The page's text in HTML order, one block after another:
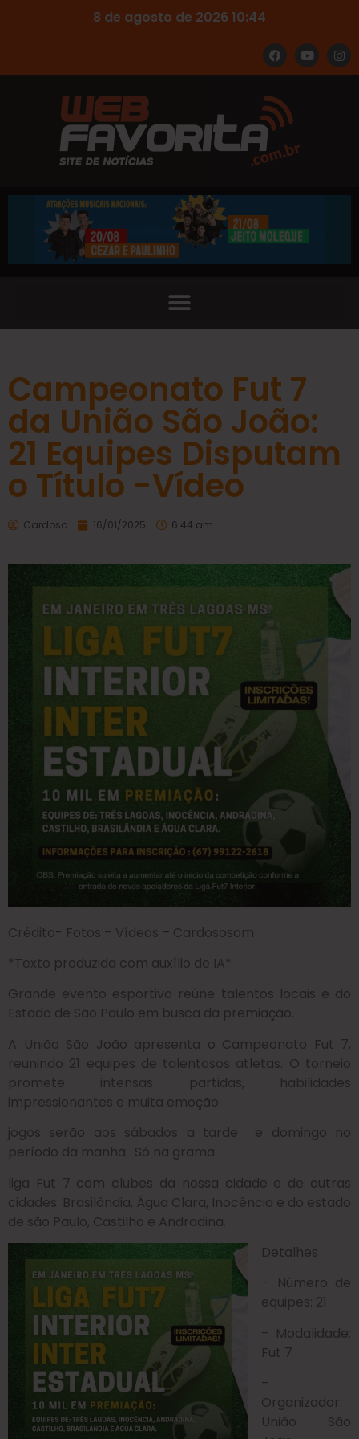
8 de agosto de 2026 10:44
Campeonato Fut 7
da União São João:
21 Equipes Disputam
o Título -Vídeo
Cardoso 16/01/2025 6:44 am
Crédito- Fotos – Vídeos – Cardososom
*Texto produzida com auxílio de IA*
Grande evento esportivo reúne talentos locais e do
Estado de São Paulo em busca da premiação.
A União São João apresenta o Campeonato Fut 7,
reunindo 21 equipes de talentosos atletas. O torneio
promete intensas partidas, habilidades
impressionantes e muita emoção.
jogos serão aos sábados a tarde e domingo no
período da manhã. Só na grama
liga Fut 7 com clubes da nossa cidade e de outras
cidades: Brasilândia, Água Clara, Inocência e do estado
de são Paulo, Castilho e Andradina.
Detalhes
– Número de
equipes: 21
– Modalidade:
Fut 7
–
Organizador:
União São